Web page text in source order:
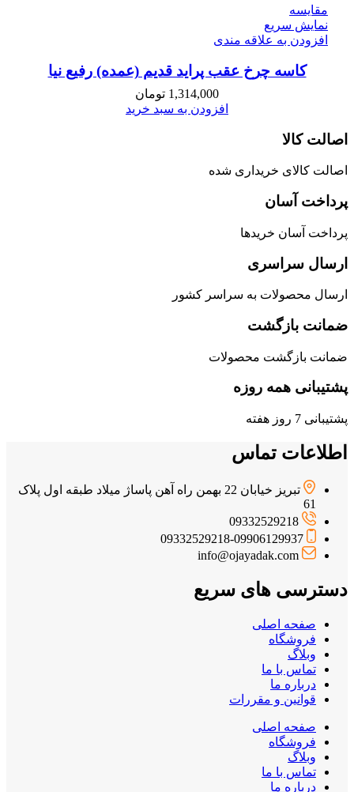
مقايسه
نمایش سریع
افزودن به علاقه مندی
کاسه چرخ عقب پراید قدیم (عمده) رفیع نیا
1,314,000 تومان
افزودن به سبد خرید
اصالت کالا
اصالت کالای خریداری شده
پرداخت آسان
پرداخت آسان خریدها
ارسال سراسری
ارسال محصولات به سراسر کشور
ضمانت بازگشت
ضمانت بازگشت محصولات
پشتیبانی همه روزه
پشتیبانی 7 روز هفته
اطلاعات تماس
تبریز خیابان 22 بهمن راه آهن پاساژ میلاد طبقه اول پلاک
61
09332529218
09332529218-09906129937
info@ojayadak.com
دسترسی های سریع
صفحه اصلی
فروشگاه
وبلاگ
تماس با ما
درباره ما
قوانین و مقررات
صفحه اصلی
فروشگاه
وبلاگ
تماس با ما
درباره ما